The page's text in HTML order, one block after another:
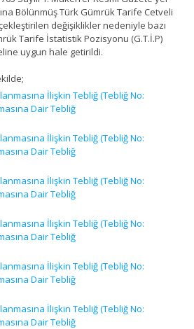
Bölünmüş Türk Gümrük Tarife Cetveli
değişiklikler nedeniyle bazı
Tarife İstatistik Pozisyonu (G.T.İ.P)
uygun hale getirildi.
İlişkin Tebliğ (Tebliğ No:
Dair Tebliğ
İlişkin Tebliğ (Tebliğ No:
Dair Tebliğ
İlişkin Tebliğ (Tebliğ No:
Dair Tebliğ
İlişkin Tebliğ (Tebliğ No:
Dair Tebliğ
İlişkin Tebliğ (Tebliğ No:
Dair Tebliğ
İlişkin Tebliğ (Tebliğ No:
Dair Tebliğ